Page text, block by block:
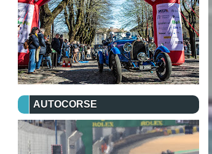
AUTOCORSE